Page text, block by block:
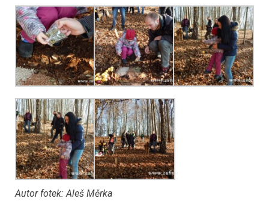
Autor fotek: Aleš Měrka